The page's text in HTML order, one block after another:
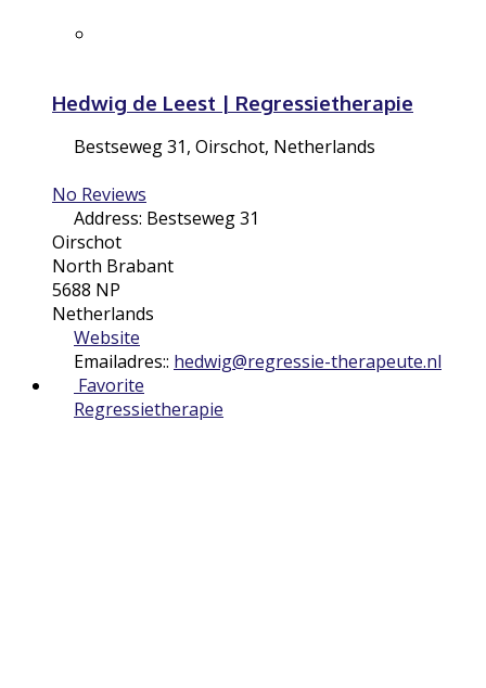
Hedwig de Leest | Regressietherapie
Bestseweg 31, Oirschot, Netherlands
No Reviews
Address: Bestseweg 31
Oirschot
North Brabant
5688 NP
Netherlands
Website
Emailadres:: hedwig@regressie-therapeute.nl
Favorite
Regressietherapie